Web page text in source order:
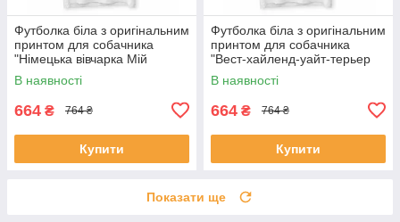
Футболка біла з оригінальним
принтом для собачника
"Німецька вівчарка Мій
найкращий друг" Push IT
В наявності
664 ₴ 764 ₴
Купити
Футболка біла з оригінальним
принтом для собачника
"Вест-хайленд-уайт-терьер
Мій найкращий друг" Push IT
В наявності
664 ₴ 764 ₴
Купити
Показати ще